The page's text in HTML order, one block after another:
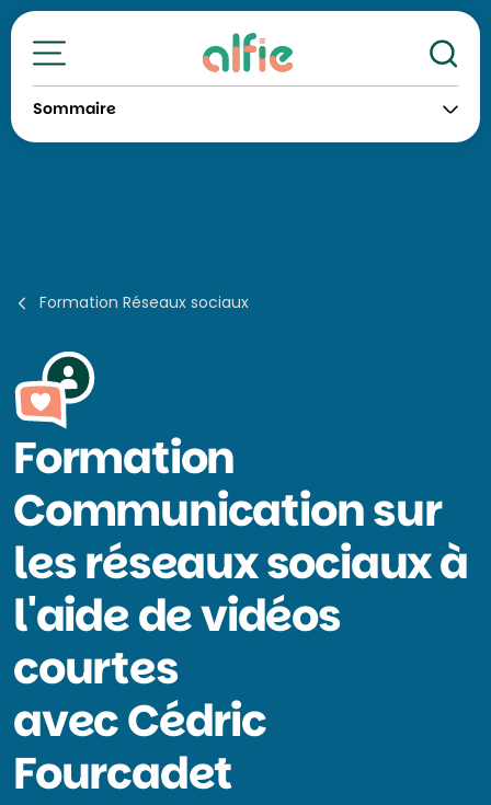
Toutes nos formations
Sommaire
Formation Réseaux sociaux
Formation
Communication sur
les réseaux sociaux à
l'aide de vidéos
courtes
avec Cédric
Fourcadet